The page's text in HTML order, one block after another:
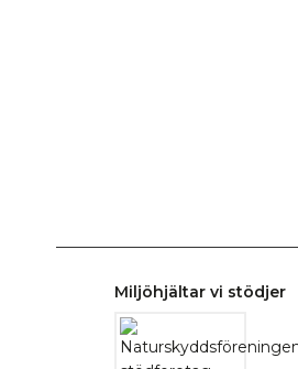
Miljöhjältar vi stödjer